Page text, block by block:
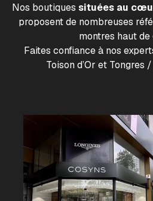
Nos boutiques situées au
proposent de nombreuses
montres haut de
Faites confiance à nos
Toison d’Or et Tongres